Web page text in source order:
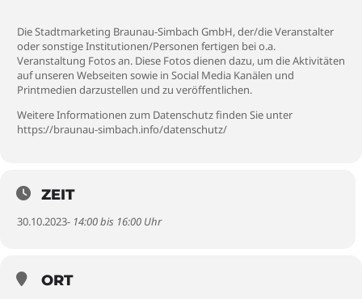
Die Stadtmarketing Braunau-Simbach GmbH, der/die Veranstalter
oder sonstige Institutionen/Personen fertigen bei o.a.
Veranstaltung Fotos an. Diese Fotos dienen dazu, um die Aktivitäten
auf unseren Webseiten sowie in Social Media Kanälen und
Printmedien darzustellen und zu veröffentlichen.
Weitere Informationen zum Datenschutz finden Sie unter
https://braunau-simbach.info/datenschutz/
ZEIT
30.10.2023- 14:00 bis 16:00 Uhr
ORT